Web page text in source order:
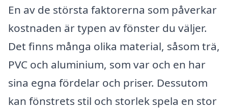
En av de största faktorerna som påverkar
kostnaden är typen av fönster du väljer.
Det finns många olika material, såsom trä,
PVC och aluminium, som var och en har
sina egna fördelar och priser. Dessutom
kan fönstrets stil och storlek spela en stor